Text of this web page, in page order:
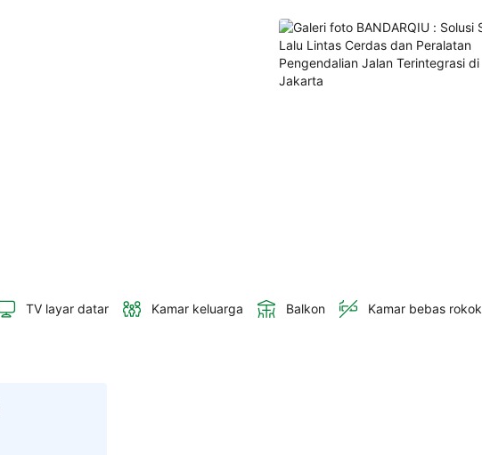
TV layar datar Kamar keluarga Balkon Kamar bebas rokok